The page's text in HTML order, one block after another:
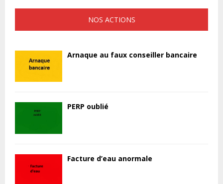
NOS ACTIONS
Arnaque au faux conseiller bancaire
PERP oublié
Facture d’eau anormale